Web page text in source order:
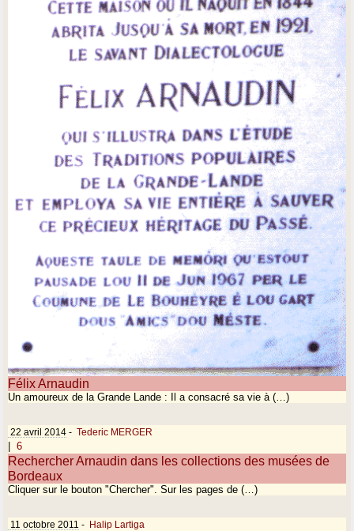
Félix Arnaudin
Un amoureux de la Grande Lande : Il a consacré sa vie à (…)
22 avril 2014 - Tederic MERGER
6
Rechercher Arnaudin dans les collections des musées de
Bordeaux
Cliquer sur le bouton "Chercher". Sur les pages de (…)
11 octobre 2011 - Halip Lartiga